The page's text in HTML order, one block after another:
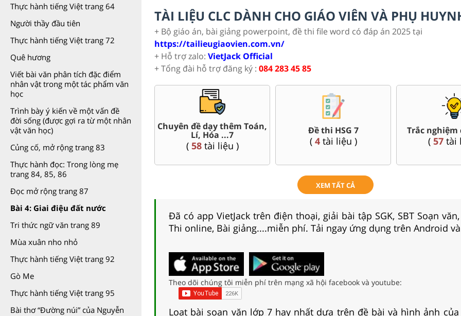
Thực hành tiếng Việt trang 64
Người thầy đầu tiên
Thực hành tiếng Việt trang 72
Quê hương
Viết bài văn phân tích đặc điểm
nhân vật trong một tác phẩm văn
học
Trình bày ý kiến về một vấn đề
đời sống (được gợi ra từ một nhân
vật văn học)
Củng cố, mở rộng trang 83
Thực hành đọc: Trong lòng mẹ
trang 84, 85, 86
Đọc mở rộng trang 87
Bài 4: Giai điệu đất nước
Tri thức ngữ văn trang 89
Mùa xuân nho nhỏ
Thực hành tiếng Việt trang 92
Gò Me
Thực hành tiếng Việt trang 95
Bài thơ “Đường núi” của Nguyễn
TÀI LIỆU CLC DÀNH CHO GIÁO VIÊN VÀ PHỤ
+ Bộ giáo án, bài giảng powerpoint, đề thi file word có đáp án 2025 tại
https://tailieugiaovien.com.vn/
+ Hỗ trợ zalo: VietJack Official
+ Tổng đài hỗ trợ đăng ký : 084 283 45 85
Văn, Chuyên đề dạy thêm Toán,
Lí, Hóa ...7
( 58tài liệu )
Đề thi HSG 7
( 4tài liệu )
Trắc nghiệm
( 57tài
XEM TẤT CẢ
Đã có app VietJack trên điện thoại, giải bài tập SGK, SBT Soạn
Thi online, Bài giảng....miễn phí. Tải ngay ứng dụng trên Android và
Theo dõi chúng tôi miễn phí trên mạng xã hội facebook và youtube:
Loạt bài soạn văn lớp 7 hay nhất dựa trên đề bài và hình ảnh của